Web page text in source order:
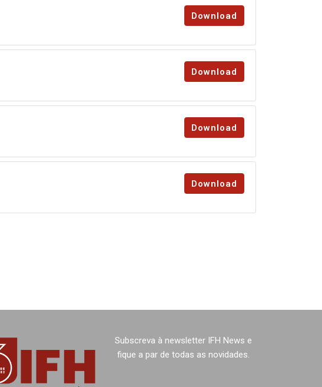
Download
Download
Download
Download
Subscreva à newsletter IFH News e
fique a par de todas as novidades.